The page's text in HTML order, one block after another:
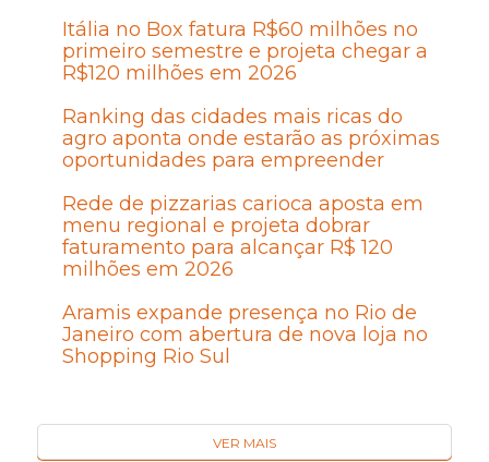
Itália no Box fatura R$60 milhões no
primeiro semestre e projeta chegar a
R$120 milhões em 2026
Ranking das cidades mais ricas do
agro aponta onde estarão as próximas
oportunidades para empreender
Rede de pizzarias carioca aposta em
menu regional e projeta dobrar
faturamento para alcançar R$ 120
milhões em 2026
Aramis expande presença no Rio de
Janeiro com abertura de nova loja no
Shopping Rio Sul
VER MAIS